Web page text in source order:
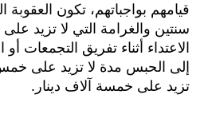
بواجباتهم، تكون العقوبة الحبس
أثناء تفريق التجمعات أو
مدة لا تزيد على خمس سنوات
على خمسة آلاف دينار.